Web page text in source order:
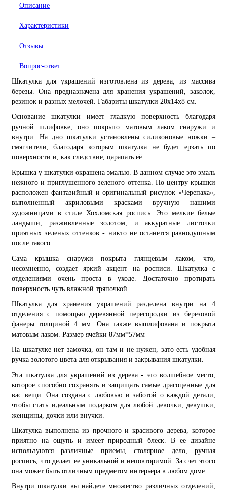
Описание
Характеристики
Отзывы
Вопрос-ответ
Шкатулка для украшений изготовлена из дерева, из массива
березы. Она предназначена для хранения украшений, заколок,
резинок и разных мелочей. Габариты шкатулки 20х14х8 см.
Основание шкатулки имеет гладкую поверхность благодаря
ручной шлифовке, оно покрыто матовым лаком снаружи и
внутри. На дно шкатулки установлены силиконовые ножки –
смягчители, благодаря которым шкатулка не будет ерзать по
поверхности и, как следствие, царапать её.
Крышка у шкатулки окрашена эмалью. В данном случае это эмаль
нежного и приглушенного зеленого оттенка. По центру крышки
расположен фантазийный и оригинальный рисунок «Черепаха»,
выполненный акриловыми красками вручную нашими
художницами в стиле Хохломская роспись. Это мелкие белые
ландыши, разживленные золотом, и аккуратные листочки
приятных зеленых оттенков - никто не останется равнодушным
после такого.
Сама крышка снаружи покрыта глянцевым лаком, что,
несомненно, создает яркий акцент на росписи. Шкатулка с
отделениями очень проста в уходе. Достаточно протирать
поверхность чуть влажной тряпочкой.
Шкатулка для хранения украшений разделена внутри на 4
отделения с помощью деревянной перегородки из березовой
фанеры толщиной 4 мм. Она также вышлифована и покрыта
матовым лаком. Размер ячейки 87мм*57мм
На шкатулке нет замочка, он там и не нужен, зато есть удобная
ручка золотого цвета для открывания и закрывания шкатулки.
Эта шкатулка для украшений из дерева - это волшебное место,
которое способно сохранять и защищать самые драгоценные для
вас вещи. Она создана с любовью и заботой о каждой детали,
чтобы стать идеальным подарком для любой девочки, девушки,
женщины, дочки или внучки.
Шкатулка выполнена из прочного и красивого дерева, которое
приятно на ощупь и имеет природный блеск. В ее дизайне
используются различные приемы, столярное дело, ручная
роспись, что делает ее уникальной и неповторимой. За счет этого
она может быть отличным предметом интерьера в любом доме.
Внутри шкатулки вы найдете множество различных отделений,